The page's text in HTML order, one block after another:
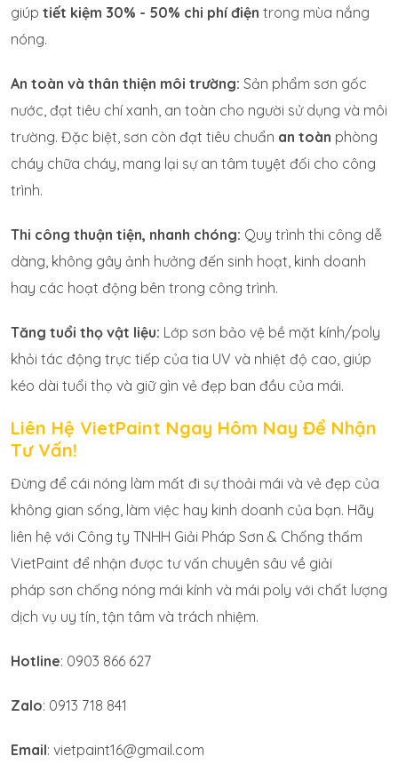
giúp tiết kiệm 30% - 50% chi phí điện trong mùa nắng
nóng.
An toàn và thân thiện môi trường: Sản phẩm sơn gốc
nước, đạt tiêu chí xanh, an toàn cho người sử dụng và môi
trường. Đặc biệt, sơn còn đạt tiêu chuẩn an toàn phòng
cháy chữa cháy, mang lại sự an tâm tuyệt đối cho công
trình.
Thi công thuận tiện, nhanh chóng: Quy trình thi công dễ
dàng, không gây ảnh hưởng đến sinh hoạt, kinh doanh
hay các hoạt động bên trong công trình.
Tăng tuổi thọ vật liệu: Lớp sơn bảo vệ bề mặt kính/poly
khỏi tác động trực tiếp của tia UV và nhiệt độ cao, giúp
kéo dài tuổi thọ và giữ gìn vẻ đẹp ban đầu của mái.
Liên Hệ VietPaint Ngay Hôm Nay Để Nhận
Tư Vấn!
Đừng để cái nóng làm mất đi sự thoải mái và vẻ đẹp của
không gian sống, làm việc hay kinh doanh của bạn. Hãy
liên hệ với Công ty TNHH Giải Pháp Sơn & Chống thấm
VietPaint để nhận được tư vấn chuyên sâu về giải
pháp sơn chống nóng mái kính và mái poly với chất lượng
dịch vụ uy tín, tận tâm và trách nhiệm.
Hotline: 0903 866 627
Zalo: 0913 718 841
Email: vietpaint16@gmail.com